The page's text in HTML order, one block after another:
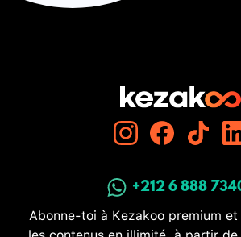
+212 6 888
Abonne-toi à Kezakoo premium